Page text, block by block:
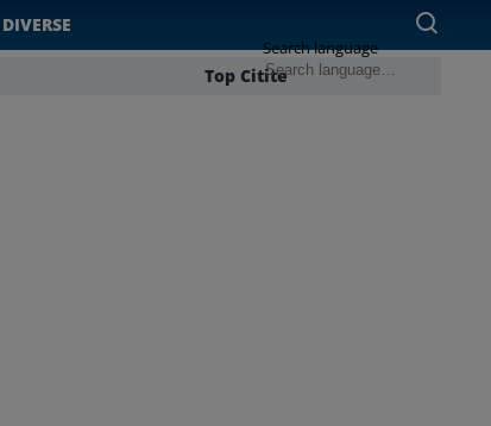
DIVERSE
Top Citite
Search language